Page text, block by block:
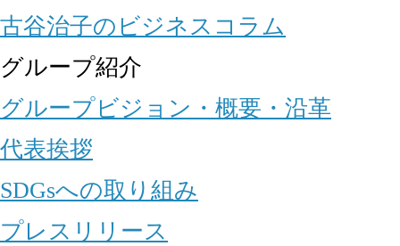
古谷治子のビジネスコラム
グループ紹介
グループビジョン・概要・沿革
代表挨拶
SDGsへの取り組み
プレスリリース